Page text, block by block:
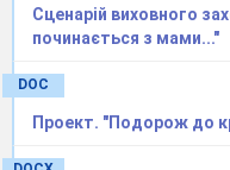
– маленька
Україну»,
«Парад
«Листи і
воїнами АТО.
Сценарій виховного
починається з мами..."
DOC
Проект. "Подорож до